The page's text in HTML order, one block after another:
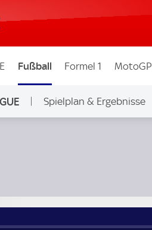
Fußball Formel 1 MotoGP
Spielplan & Ergebnisse